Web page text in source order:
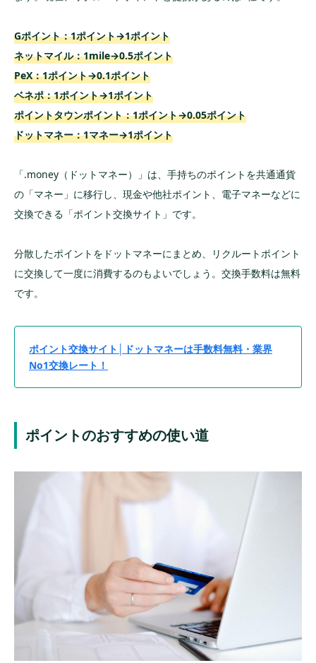
Gポイント：1ポイント→1ポイント
ネットマイル：1mile→0.5ポイント
PeX：1ポイント→0.1ポイント
ベネポ：1ポイント→1ポイント
ポイントタウンポイント：1ポイント→0.05ポイント
ドットマネー：1マネー→1ポイント
「.money（ドットマネー）」は、手持ちのポイントを共通通貨
の「マネー」に移行し、現金や他社ポイント、電子マネーなどに
交換できる「ポイント交換サイト」です。
分散したポイントをドットマネーにまとめ、リクルートポイント
に交換して一度に消費するのもよいでしょう。交換手数料は無料
です。
ポイント交換サイト│ドットマネーは手数料無料・業界
No1交換レート！
ポイントのおすすめの使い道